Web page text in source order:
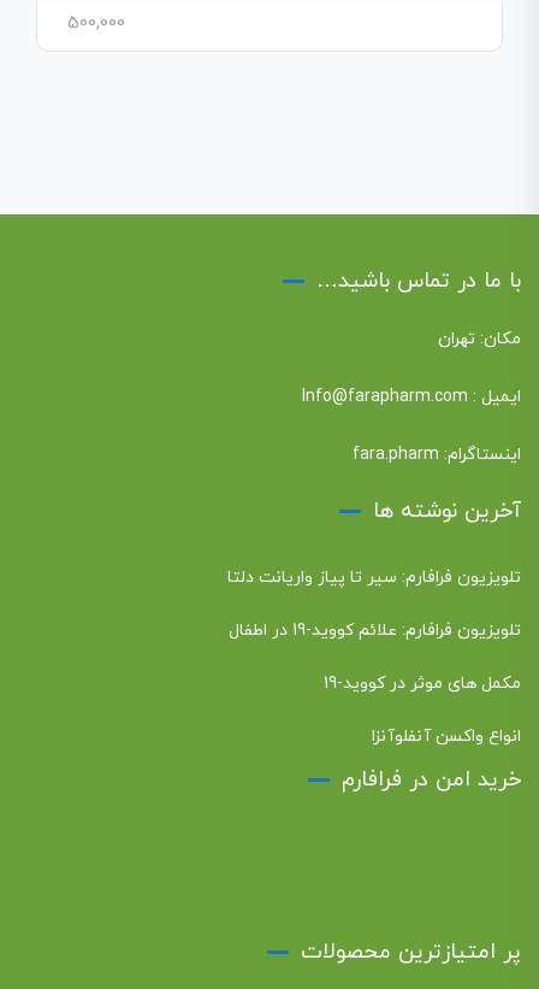
500,000
با ما در تماس باشید…
مکان: تهران
ایمیل : Info@farapharm.com
اینستاگرام: fara.pharm
آخرین نوشته ها
تلویزیون فرافارم: سیر تا پیاز واریانت دلتا
تلویزیون فرافارم: علائم کووید-19 در اطفال
مکمل های موثر در کووید-19
انواع واکسن آنفلوآنزا
خرید امن در فرافارم
پر امتیازترین محصولات